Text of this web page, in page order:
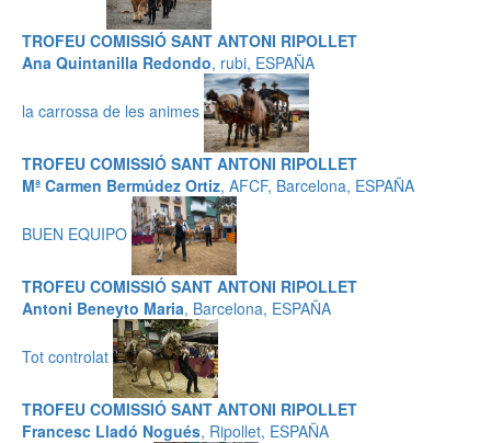
TROFEU COMISSIÓ SANT ANTONI RIPOLLET
Ana Quintanilla Redondo, rubi, ESPAÑA
la carrossa de les animes
TROFEU COMISSIÓ SANT ANTONI RIPOLLET
Mª Carmen Bermúdez Ortiz, AFCF, Barcelona, ESPAÑA
BUEN EQUIPO
TROFEU COMISSIÓ SANT ANTONI RIPOLLET
Antoni Beneyto Maria, Barcelona, ESPAÑA
Tot controlat
TROFEU COMISSIÓ SANT ANTONI RIPOLLET
Francesc Lladó Nogués, Ripollet, ESPAÑA